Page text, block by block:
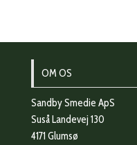
OM OS
Sandby Smedie ApS
Suså Landevej 130
4171 Glumsø